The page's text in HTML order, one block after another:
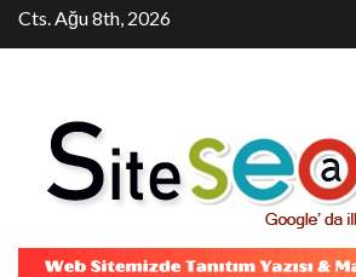
Skip
to
Cts. Ağu 8th, 2026